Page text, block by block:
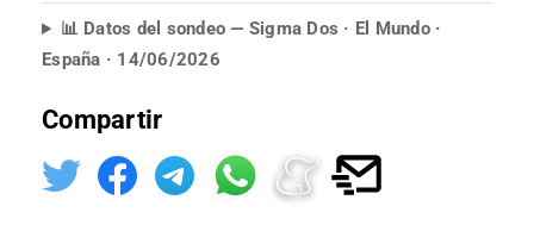
📊 Datos del sondeo — Sigma Dos · El Mundo ·
España · 14/06/2026
Compartir